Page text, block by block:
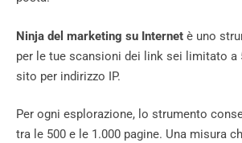
Ninja del marketing su Internet è uno
per le tue scansioni dei link sei limitato a
sito per indirizzo IP.
Per ogni esplorazione, lo strumento
tra le 500 e le 1.000 pagine. Una misura